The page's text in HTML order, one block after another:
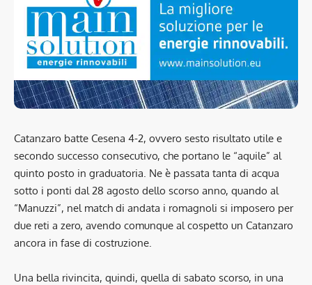
Catanzaro batte Cesena 4-2, ovvero sesto risultato utile e
secondo successo consecutivo, che portano le “aquile” al
quinto posto in graduatoria. Ne è passata tanta di acqua
sotto i ponti dal 28 agosto dello scorso anno, quando al
“Manuzzi”, nel match di andata i romagnoli si imposero per
due reti a zero, avendo comunque al cospetto un Catanzaro
ancora in fase di costruzione.
Una bella rivincita, quindi, quella di sabato scorso, in una